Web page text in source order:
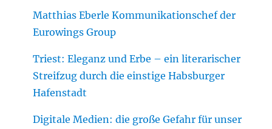
Matthias Eberle Kommunikationschef der
Eurowings Group
Triest: Eleganz und Erbe – ein literarischer
Streifzug durch die einstige Habsburger
Hafenstadt
Digitale Medien: die große Gefahr für unser